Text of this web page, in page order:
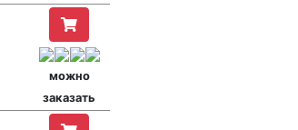
можно
заказать